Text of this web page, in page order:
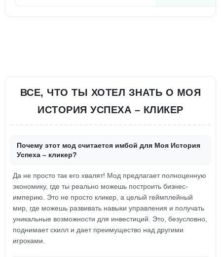
ВСЕ, ЧТО ТЫ ХОТЕЛ ЗНАТЬ О МОЯ
ИСТОРИЯ УСПЕХА – КЛИКЕР
Почему этот мод считается имбой для Моя История
Успеха – кликер?
Да не просто так его хвалят! Мод предлагает полноценную
экономику, где ты реально можешь построить бизнес-
империю. Это не просто кликер, а целый геймплейный
мир, где можешь развивать навыки управления и получать
уникальные возможности для инвестиций. Это, безусловно,
поднимает скилл и дает преимущество над другими
игроками.